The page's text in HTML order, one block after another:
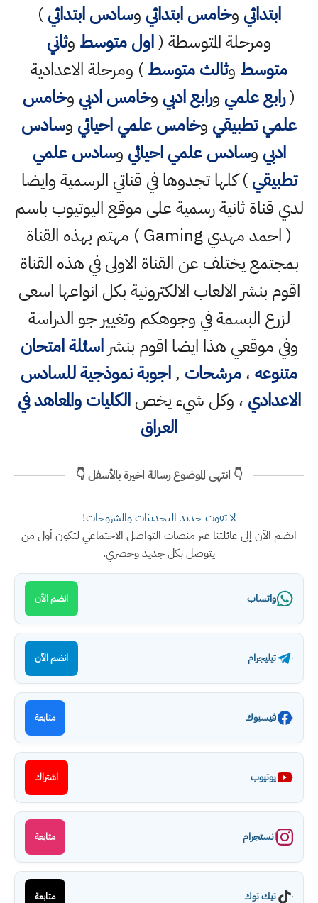
ابتدائي وخامس ابتدائي وسادس ابتدائي)
ومرحلة المتوسطة (اول متوسط وثاني
متوسط وثالث متوسط) ومرحلة الاعدادية
(رابع علمي ورابع ادبي وخامس ادبي وخامس
علمي تطبيقي وخامس علمي احيائي وسادس
ادبي وسادس علمي احيائي وسادس علمي
تطبيقي) كلها تجدوها في قناتي الرسمية وايضا
لدي قناة ثانية رسمية على موقع اليوتيوب باسم
( احمد مهدي Gaming ) مهتم بهذه القناة
بمجتمع يختلف عن القناة الاولى في هذه القناة
اقوم بنشر الالعاب الالكترونية بكل انواعها اسعى
لزرع البسمة في وجوهكم وتغيير جو الدراسة
وفي موقعي هذا ايضا اقوم بنشراسئلة امتحان
متنوعه،مرشحات ,اجوبة نموذجية للسادس
الاعدادي ، وكل شيء يخصالكليات والمعاهد في
العراق
👇 انتهى الموضوع رسالة اخيرة بالأسفل 👇
لا تفوت جديد التحديثات والشروحات!
انضم الآن إلى عائلتنا عبر منصات التواصل الاجتماعي لتكون أول من
يتوصل بكل جديد وحصري.
واتساب انضم الآن
تيليجرام انضم الآن
فيسبوك متابعة
يوتيوب اشتراك
انستجرام متابعة
تيك توك متابعة